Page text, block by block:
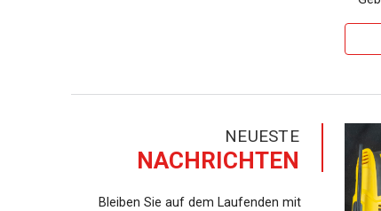
NEUESTE
NACHRICHTEN
Bleiben Sie auf dem Laufenden mit